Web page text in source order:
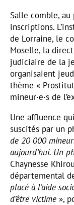
Salle comble,
inscriptions.
de Lorraine, le
Moselle, la
judiciaire de la
organisaient
thème «
mineur·e·s de
Une affluence
suscités par un
de 20 000
aujourd’hui. Un
Chaynesse
départemental
placé à l’aide
d’être victime »,